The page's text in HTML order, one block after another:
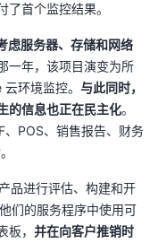
了首个监控结果。
虑服务器、存储和网络
一年，该项目演变为所
环境监控。 与此同时，
的信息也正在民主化。
、POS、销售报告、财务
品进行评估、构建和开
们的服务程序中使用可
， 并在向客户推销时